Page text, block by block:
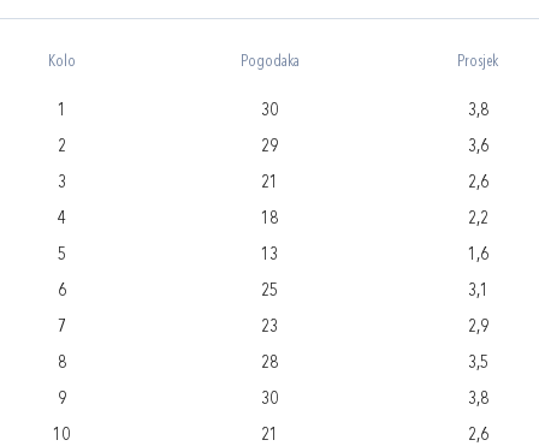
Kolo Pogodaka Prosjek
1 30
3,8
2
29
3,6
3
21
2,6
4
18
2,2
5
13
1,6
6
25
3,1
7
23
2,9
8
28
3,5
9
30
3,8
10
21 2,6